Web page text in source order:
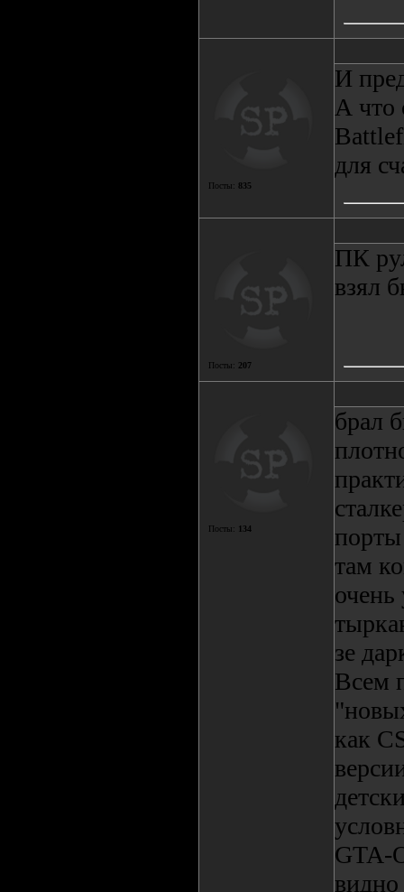
Посты: 835
И
А что
для
Посты: 207
ПК
взял
Посты: 134
брал
там
зе
Всем
как
GTA-
видно